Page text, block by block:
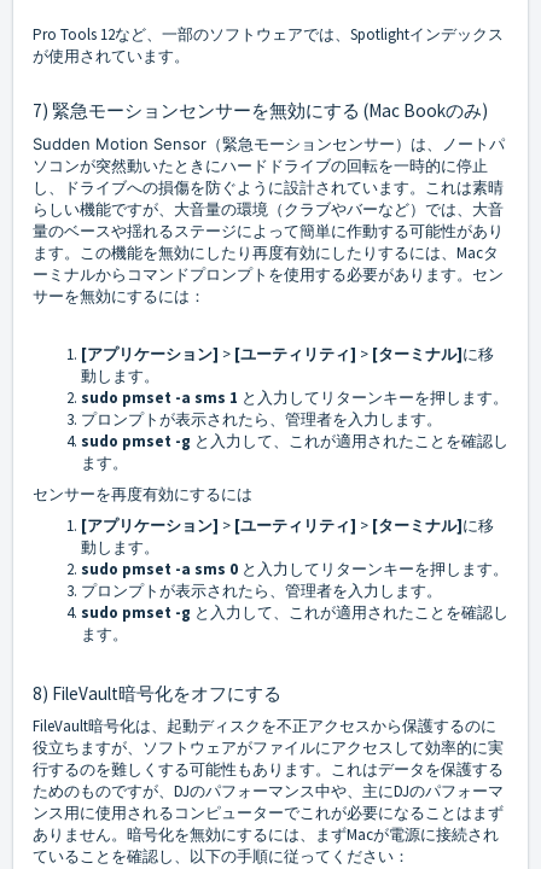
Pro Tools 12など、一部のソフトウェアでは、Spotlightインデックス
が使用されています。
7) 緊急モーションセンサーを無効にする (Mac Bookのみ)
Sudden Motion Sensor （緊急モーションセンサー）は、ノートパ
ソコンが突然動いたときにハードドライブの回転を一時的に停止
し、ドライブへの損傷を防ぐように設計されています。これは素晴
らしい機能ですが、大音量の環境（クラブやバーなど）では、大音
量のベースや揺れるステージによって簡単に作動する可能性があり
ます。この機能を無効にしたり再度有効にしたりするには、Macタ
ーミナルからコマンドプロンプトを使用する必要があります。セン
サーを無効にするには：
[アプリケーション] > [ユーティリティ] > [ターミナル]に移
動します。
sudo pmset -a sms 1 と入力してリターンキーを押します。
プロンプトが表示されたら、管理者を入力します。
sudo pmset -g と入力して、これが適用されたことを確認し
ます。
センサーを再度有効にするには
[アプリケーション] > [ユーティリティ] > [ターミナル]に移
動します。
sudo pmset -a sms 0 と入力してリターンキーを押します。
プロンプトが表示されたら、管理者を入力します。
sudo pmset -g と入力して、これが適用されたことを確認し
ます。
8) FileVault暗号化をオフにする
FileVault暗号化は、起動ディスクを不正アクセスから保護するのに
役立ちますが、ソフトウェアがファイルにアクセスして効率的に実
行するのを難しくする可能性もあります。これはデータを保護する
ためのものですが、DJのパフォーマンス中や、主にDJのパフォーマ
ンス用に使用されるコンピューターでこれが必要になることはまず
ありません。暗号化を無効にするには、まずMacが電源に接続され
ていることを確認し、以下の手順に従ってください：